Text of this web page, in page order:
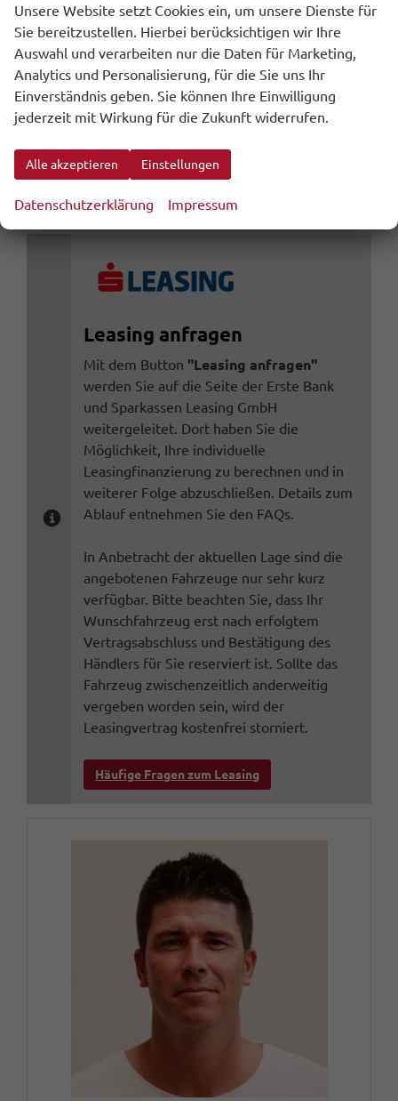
Gesamtpreis
36.121,– €
inkl. 20% MwSt., zzgl. den Kosten für Überführung und Zulassungspapieren
Leasing anfragen
Leasing anfragen
Mit dem Button "Leasing anfragen"
werden Sie auf die Seite der Erste Bank
und Sparkassen Leasing GmbH
weitergeleitet. Dort haben Sie die
Möglichkeit, Ihre individuelle
Leasingfinanzierung zu berechnen und in
weiterer Folge abzuschließen. Details zum
Ablauf entnehmen Sie den FAQs.
In Anbetracht der aktuellen Lage sind die
angebotenen Fahrzeuge nur sehr kurz
verfügbar. Bitte beachten Sie, dass Ihr
Wunschfahrzeug erst nach erfolgtem
Vertragsabschluss und Bestätigung des
Händlers für Sie reserviert ist. Sollte das
Fahrzeug zwischenzeitlich anderweitig
vergeben worden sein, wird der
Leasingvertrag kostenfrei storniert.
Häufige Fragen zum Leasing
Unsere Website setzt Cookies ein, um unsere Dienste für
Sie bereitzustellen. Hierbei berücksichtigen wir Ihre
Auswahl und verarbeiten nur die Daten für Marketing,
Analytics und Personalisierung, für die Sie uns Ihr
Einverständnis geben. Sie können Ihre Einwilligung
jederzeit mit Wirkung für die Zukunft widerrufen.
Alle akzeptieren Einstellungen
Datenschutzerklärung Impressum